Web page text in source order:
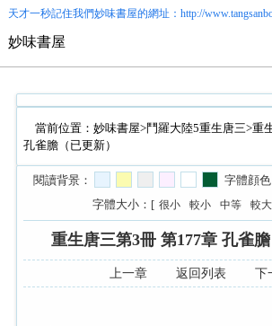
天才一秒記住我們妙味書屋的網址：http://
妙味書屋
當前位置： 妙味書屋>鬥羅大陸5重生唐三>重
孔雀膽（已更新）
閱讀背景：
字體顔色
字體大小：[ 很小 較小 中等 較大
重生唐三第3冊 第177章 孔雀膽
上一章 返回列表 下